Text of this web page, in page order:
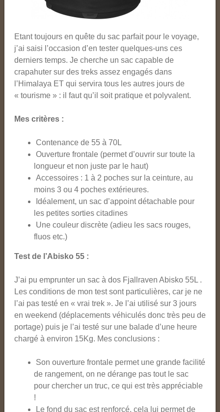
Etant toujours en quête du sac parfait pour le voyage,
j’ai saisi l’occasion d’en tester quelques-uns ces
derniers temps. Je cherche un sac capable de
crapahuter sur des treks assez engagés dans
l’Himalaya ET qui servira tous les autres jours de
« tourisme » : il faut qu’il soit pratique et polyvalent.
Mes critères :
Contenance de 55 à 70L
Ouverture frontale (permet d’ouvrir sur toute la
longueur et non juste par le haut)
Accessoires : 1 à 2 poches sur la ceinture, au
moins 3 ou 4 poches extérieures.
Idéalement, un sac d’appoint détachable pour
les petites sorties citadines
Une couleur discrète (adieu les sacs rouges,
fluos etc.)
Test de l’Abisko 55 :
J’ai pu emprunter un sac à dos Fjallraven Abisko 55L .
Les conditions de mon test sont particulières, car je ne
l’ai pas testé en « vrai trek ». Je l’ai utilisé sur 3 jours
en weekend (déplacements véhiculés donc très peu de
portage) puis je l’ai testé sur une balade d’une heure
chargé à environ 15Kg. Mes conclusions :
Son ouverture frontale permet une grande facilité
de rangement, on ne dérange pas tout le sac
pour chercher un truc, ce qui est très appréciable
!
Le fond du sac est renforcé, cela lui permet de